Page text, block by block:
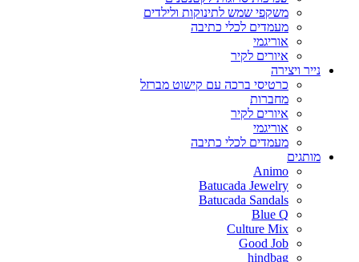
משקפי שמש לתינוקות ולילדים
מעמדים לכלי כתיבה
אוריגמי
איורים לקיר
נייר ויצירה
כרטיסי ברכה עם קישוט מברזל
מחברות
איורים לקיר
אוריגמי
מעמדים לכלי כתיבה
מותגים
Animo
Batucada Jewelry
Batucada Sandals
Blue Q
Culture Mix
Good Job
hindbag